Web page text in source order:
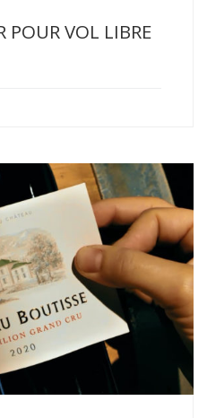
POUR VOL LIBRE
précoce. La vigne a […]